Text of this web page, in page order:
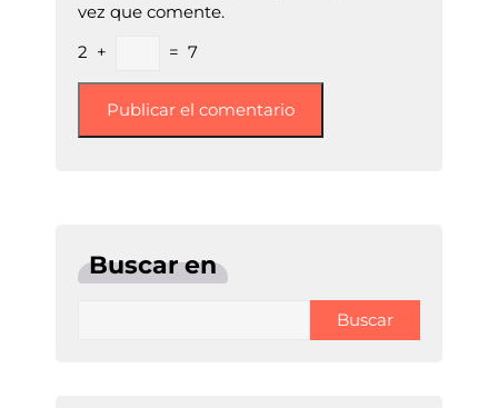
vez que comente.
2 + = 7
Buscar en
Buscar